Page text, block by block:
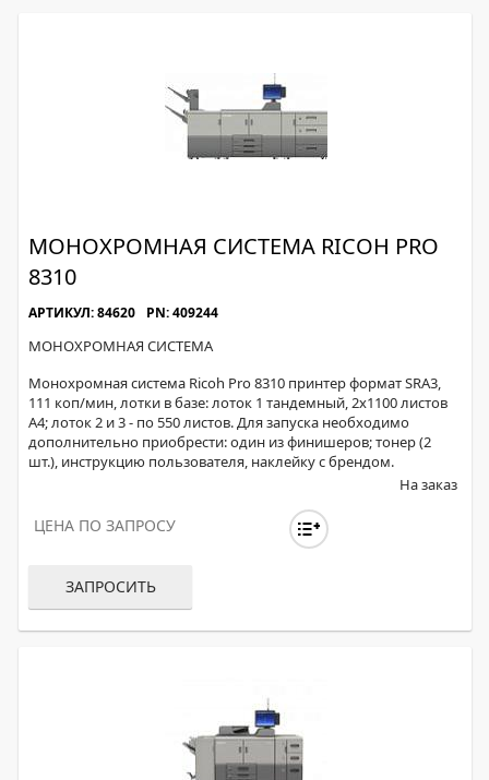
МОНОХРОМНАЯ СИСТЕМА RICOH PRO
8310
АРТИКУЛ: 84620 PN: 409244
МОНОХРОМНАЯ СИСТЕМА
Монохромная система Ricoh Pro 8310 принтер формат SRA3,
111 коп/мин, лотки в базе: лоток 1 тандемный, 2x1100 листов
А4; лоток 2 и 3 - по 550 листов. Для запуска необходимо
дополнительно приобрести: один из финишеров; тонер (2
шт.), инструкцию пользователя, наклейку с брендом.
На заказ
ЦЕНА ПО ЗАПРОСУ
ЗАПРОСИТЬ